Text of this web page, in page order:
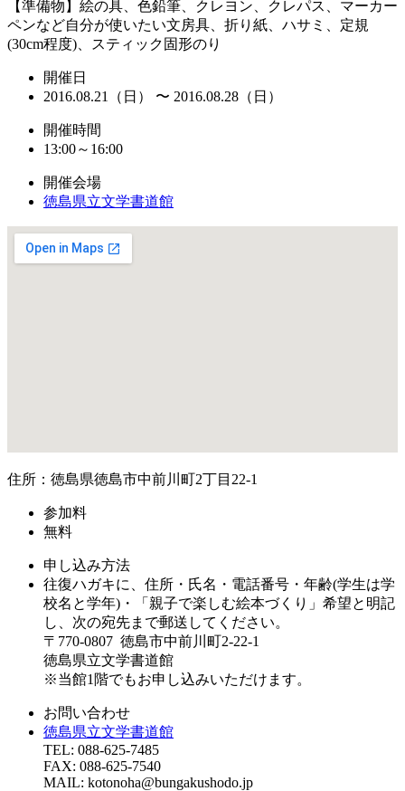
【準備物】絵の具、色鉛筆、クレヨン、クレパス、マーカー
ペンなど自分が使いたい文房具、折り紙、ハサミ、定規
(30cm程度)、スティック固形のり
開催日
2016.08.21（日） 〜 2016.08.28（日）
開催時間
13:00～16:00
開催会場
徳島県立文学書道館
住所：徳島県徳島市中前川町2丁目22-1
参加料
無料
申し込み方法
往復ハガキに、住所・氏名・電話番号・年齢(学生は学
校名と学年)・「親子で楽しむ絵本づくり」希望と明記
し、次の宛先まで郵送してください。
〒770-0807 徳島市中前川町2-22-1
徳島県立文学書道館
※当館1階でもお申し込みいただけます。
お問い合わせ
徳島県立文学書道館
TEL: 088-625-7485
FAX: 088-625-7540
MAIL: kotonoha@bungakushodo.jp